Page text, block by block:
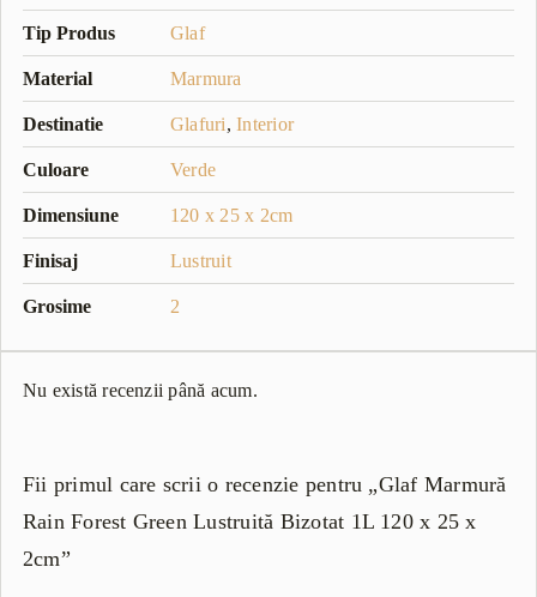
Tip Produs Glaf
Material Marmura
Destinatie Glafuri,Interior
Culoare Verde
Dimensiune 120 x 25 x 2cm
Finisaj Lustruit
Grosime 2
Nu există recenzii până acum.
Fii primul care scrii o recenzie pentru „Glaf Marmură
Rain Forest Green Lustruită Bizotat 1L 120 x 25 x
2cm”